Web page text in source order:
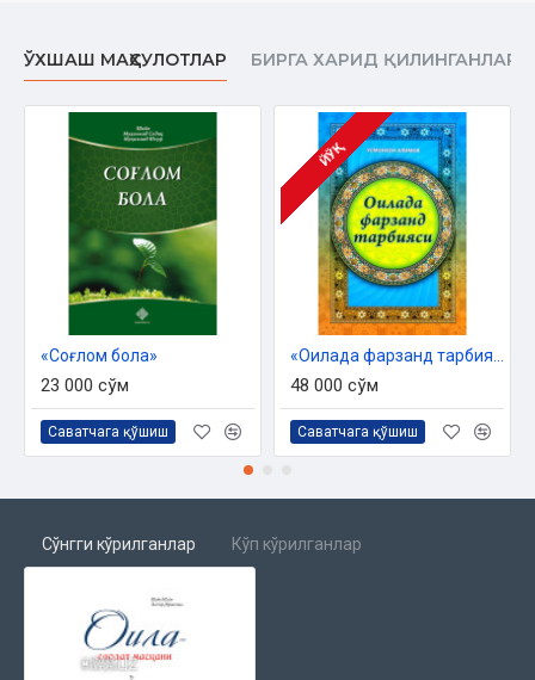
ЎХШАШ МАҲСУЛОТЛАР БИРГА ХАРИД ҚИЛИНГАНЛАР
«Соғлом бола»
23 000 сўм
Саватчага қўшиш
ЙЎҚ
48 000 сўм
Саватчага қўшиш
Сўнгги кўрилганлар Кўп кўрилганлар